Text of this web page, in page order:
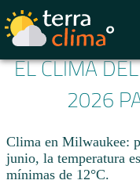
EL CLIMA
2026
Clima en Milwaukee:
junio, la temperatura
mínimas de 12°C.